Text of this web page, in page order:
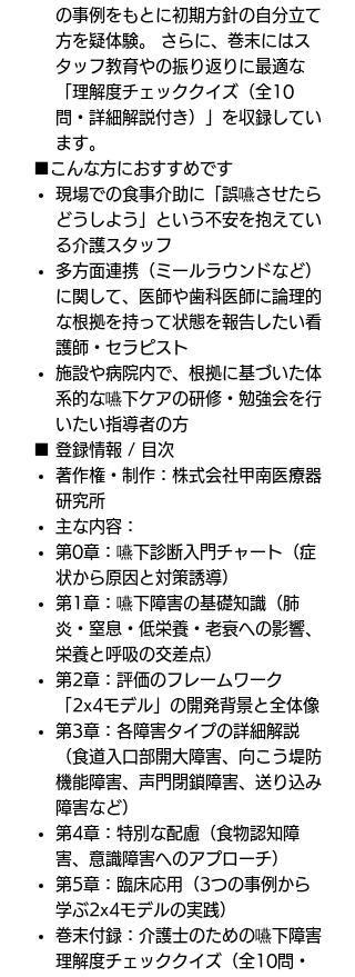
の事例をもとに初期方針の自分立て
方を疑体験。 さらに、巻末にはス
タッフ教育やの振り返りに最適な
「理解度チェッククイズ（全10
問・詳細解説付き）」を収録してい
ます。
■こんな方におすすめです
現場での食事介助に「誤嚥させたら
どうしよう」という不安を抱えてい
る介護スタッフ
多方面連携（ミールラウンドなど）
に関して、医師や歯科医師に論理的
な根拠を持って状態を報告したい看
護師・セラピスト
施設や病院内で、根拠に基づいた体
系的な嚥下ケアの研修・勉強会を行
いたい指導者の方
■ 登録情報 / 目次
著作権・制作：株式会社甲南医療器
研究所
主な内容：
第0章：嚥下診断入門チャート（症
状から原因と対策誘導）
第1章：嚥下障害の基礎知識（肺
炎・窒息・低栄養・老衰への影響、
栄養と呼吸の交差点）
第2章：評価のフレームワーク
「2x4モデル」の開発背景と全体像
第3章：各障害タイプの詳細解説
（食道入口部開大障害、向こう堤防
機能障害、声門閉鎖障害、送り込み
障害など）
第4章：特別な配慮（食物認知障
害、意識障害へのアプローチ）
第5章：臨床応用（3つの事例から
学ぶ2x4モデルの実践）
巻末付録：介護士のための嚥下障害
理解度チェッククイズ（全10問・